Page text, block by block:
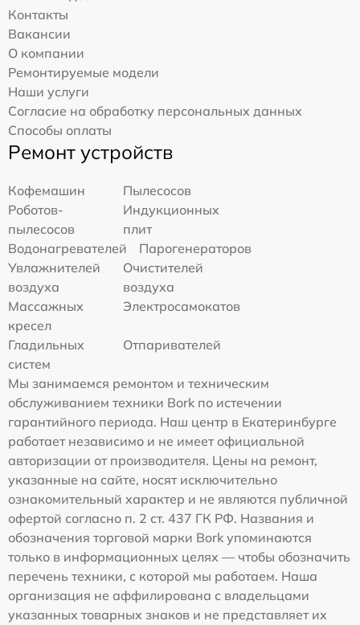
Контакты
Вакансии
О компании
Ремонтируемые модели
Наши услуги
Согласие на обработку персональных данных
Способы оплаты
Ремонт устройств
Кофемашин
Пылесосов
Роботов-
пылесосов
Индукционных
плит
Водонагревателей
Парогенераторов
Увлажнителей
воздуха
Очистителей
воздуха
Массажных
кресел
Электросамокатов
Гладильных
систем
Отпаривателей
Мы занимаемся ремонтом и техническим
обслуживанием техники Bork по истечении
гарантийного периода. Наш центр в Екатеринбурге
работает независимо и не имеет официальной
авторизации от производителя. Цены на ремонт,
указанные на сайте, носят исключительно
ознакомительный характер и не являются публичной
офертой согласно п. 2 ст. 437 ГК РФ. Названия и
обозначения торговой марки Bork упоминаются
только в информационных целях — чтобы обозначить
перечень техники, с которой мы работаем. Наша
организация не аффилирована с владельцами
указанных товарных знаков и не представляет их